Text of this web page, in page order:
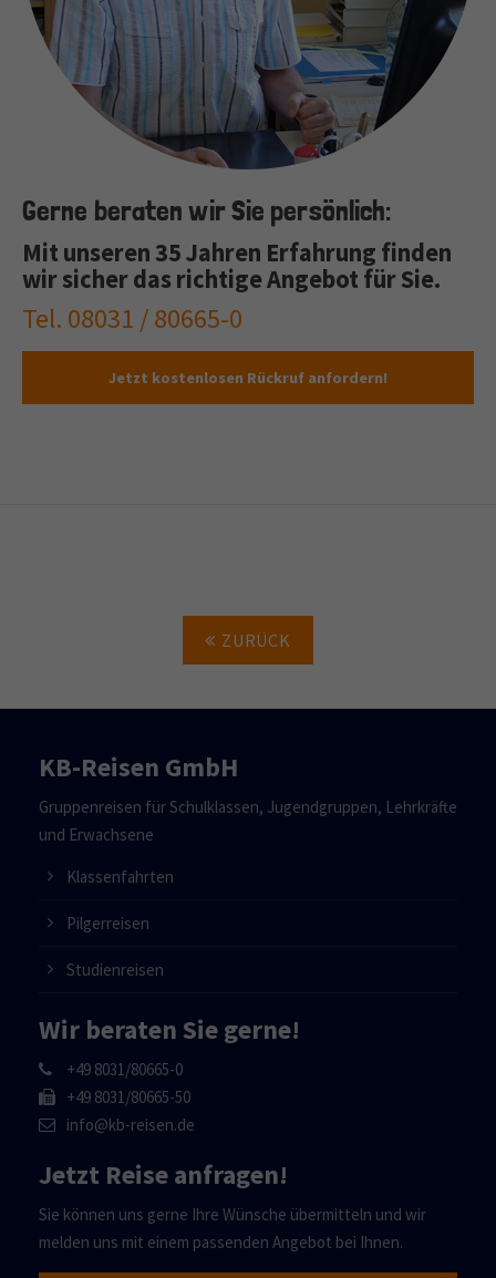
Gerne beraten wir Sie persönlich:
Mit unseren 35 Jahren Erfahrung finden
wir sicher das richtige Angebot für Sie.
Tel. 08031 / 80665-0
Jetzt kostenlosen Rückruf anfordern!
ZURÜCK
KB-Reisen GmbH
Gruppenreisen für Schulklassen, Jugendgruppen, Lehrkräfte
und Erwachsene
Klassenfahrten
Pilgerreisen
Studienreisen
Wir beraten Sie gerne!
+49 8031/80665-0
+49 8031/80665-50
info@kb-reisen.de
Jetzt Reise anfragen!
Sie können uns gerne Ihre Wünsche übermitteln und wir
melden uns mit einem passenden Angebot bei Ihnen.